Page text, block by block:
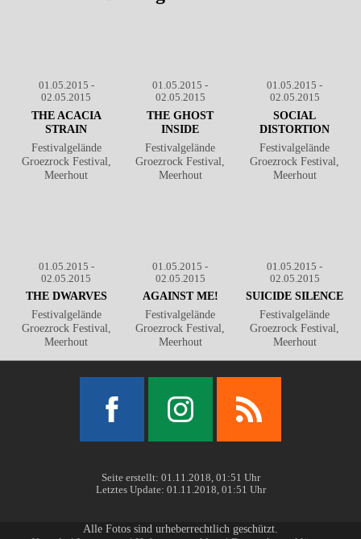
01.05.2015 -
02.05.2015
THE ACACIA
STRAIN
Festivalgelände
Groezrock Festival,
Meerhout
01.05.2015 -
02.05.2015
THE GHOST
INSIDE
Festivalgelände
Groezrock Festival,
Meerhout
01.05.2015 -
02.05.2015
SOCIAL
DISTORTION
Festivalgelände
Groezrock Festival,
Meerhout
01.05.2015 -
02.05.2015
THE DWARVES
Festivalgelände
Groezrock Festival,
Meerhout
01.05.2015 -
02.05.2015
AGAINST ME!
Festivalgelände
Groezrock Festival,
Meerhout
01.05.2015 -
02.05.2015
SUICIDE SILENCE
Festivalgelände
Groezrock Festival,
Meerhout
Seite erstellt: 01.11.2018, 01:51 Uhr
Letztes Update: 01.11.2018, 01:51 Uhr
Alle Fotos sind urheberrechtlich geschützt.